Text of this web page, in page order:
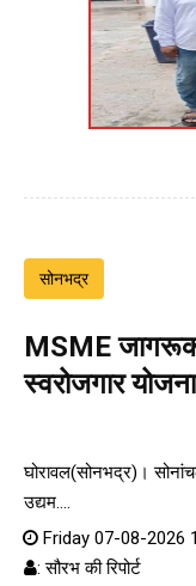
सोनभद्र
MSME
स्वरोजगार
घोरावल(सोनभद्र)।
उद्यम....
Friday 07-08-2026
: सौरभ की रिपोर्ट